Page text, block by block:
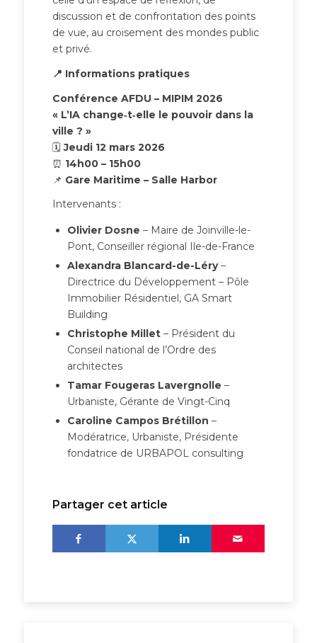
discussion et de confrontation des points
de vue, au croisement des mondes public
et privé.
📍 Informations pratiques
Conférence AFDU – MIPIM 2026
« L’IA change‑t‑elle le pouvoir dans la
ville ? »
🗓Jeudi 12 mars 2026
⏰ 14h00 – 15h00
📌 Gare Maritime – Salle Harbor
Intervenants :
Olivier Dosne – Maire de Joinville-le-
Pont, Conseiller régional Ile-de-France
Alexandra Blancard-de-Léry–
Directrice du Développement – Pôle
Immobilier Résidentiel, GA Smart
Building
Christophe Millet– Président du
Conseil national de l’Ordre des
architectes
Tamar Fougeras Lavergnolle –
Urbaniste, Gérante de Vingt-Cinq
Caroline Campos Brétillon –
Modératrice, Urbaniste, Présidente
fondatrice de URBAPOL consulting
Partager cet article